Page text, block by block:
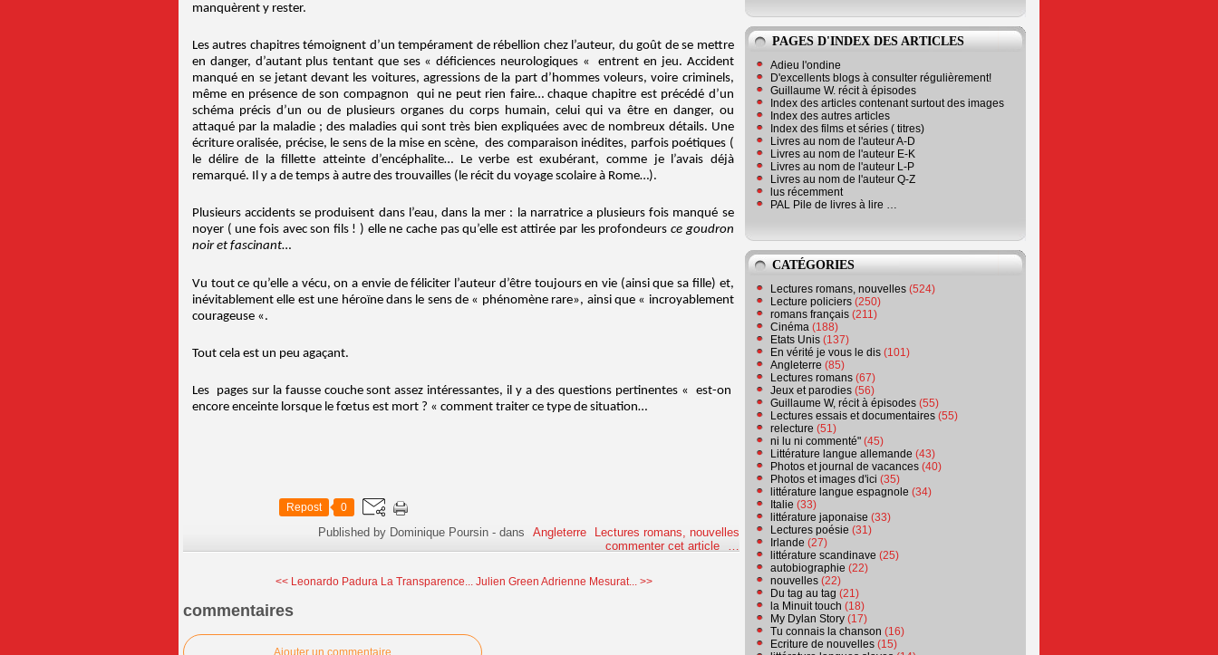
manquèrent y rester.
Les autres chapitres témoignent d’un tempérament de rébellion chez l’auteur, du goût de se mettre
en danger, d’autant plus tentant que ses « déficiences neurologiques « entrent en jeu. Accident
manqué en se jetant devant les voitures, agressions de la part d’hommes voleurs, voire criminels,
même en présence de son compagnon qui ne peut rien faire… chaque chapitre est précédé d’un
schéma précis d’un ou de plusieurs organes du corps humain, celui qui va être en danger, ou
attaqué par la maladie ; des maladies qui sont très bien expliquées avec de nombreux détails. Une
écriture oralisée, précise, le sens de la mise en scène, des comparaison inédites, parfois poétiques (
le délire de la fillette atteinte d’encéphalite… Le verbe est exubérant, comme je l’avais déjà
remarqué. Il y a de temps à autre des trouvailles (le récit du voyage scolaire à Rome…).
Plusieurs accidents se produisent dans l’eau, dans la mer : la narratrice a plusieurs fois manqué se
noyer ( une fois avec son fils ! ) elle ne cache pas qu’elle est attirée par les profondeursce goudron
noir et fascinant…
Vu tout ce qu’elle a vécu, on a envie de féliciter l’auteur d’être toujours en vie (ainsi que sa fille) et,
inévitablement elle est une héroïne dans le sens de « phénomène rare», ainsi que « incroyablement
courageuse «.
Tout cela est un peu agaçant.
Les pages sur la fausse couche sont assez intéressantes, il y a des questions pertinentes « est-on
encore enceinte lorsque le fœtus est mort ? « comment traiter ce type de situation…
Repost 0
Published by Dominique Poursin -dans Angleterre
Lectures romans, nouvelles
commenter cet article
…
<< Leonardo Padura La Transparence... Julien Green Adrienne Mesurat... >>
commentaires
Ajouter un commentaire
PAGES D'INDEX DES ARTICLES
Adieu l'ondine
D'excellents blogs à consulter régulièrement!
Guillaume W. récit à épisodes
Index des articles contenant surtout des images
Index des autres articles
Index des films et séries ( titres)
Livres au nom de l'auteur A-D
Livres au nom de l'auteur E-K
Livres au nom de l'auteur L-P
Livres au nom de l'auteur Q-Z
lus récemment
PAL Pile de livres à lire …
CATÉGORIES
Lectures romans, nouvelles (524)
Lecture policiers (250)
romans français (211)
Cinéma (188)
Etats Unis (137)
En vérité je vous le dis (101)
Angleterre (85)
Lectures romans (67)
Jeux et parodies (56)
Guillaume W, récit à épisodes (55)
Lectures essais et documentaires (55)
relecture (51)
ni lu ni commenté" (45)
Littérature langue allemande (43)
Photos et journal de vacances (40)
Photos et images d'ici (35)
littérature langue espagnole (34)
Italie (33)
littérature japonaise (33)
Lectures poésie (31)
Irlande (27)
littérature scandinave (25)
autobiographie (22)
nouvelles (22)
Du tag au tag (21)
la Minuit touch (18)
My Dylan Story (17)
Tu connais la chanson (16)
Ecriture de nouvelles (15)